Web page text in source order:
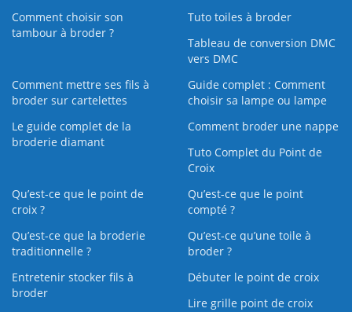
Comment choisir son
tambour à broder ?
Tuto toiles à broder
Tableau de conversion DMC
vers DMC
Comment mettre ses fils à
broder sur cartelettes
Guide complet : Comment
choisir sa lampe ou lampe
Le guide complet de la
broderie diamant
Comment broder une nappe
Tuto Complet du Point de
Croix
Qu’est-ce que le point de
croix ?
Qu’est-ce que le point
compté ?
Qu’est-ce que la broderie
traditionnelle ?
Qu’est‑ce qu’une toile à
broder ?
Entretenir stocker fils à
broder
Débuter le point de croix
Lire grille point de croix